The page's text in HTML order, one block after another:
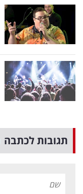
תגובות לכתבה